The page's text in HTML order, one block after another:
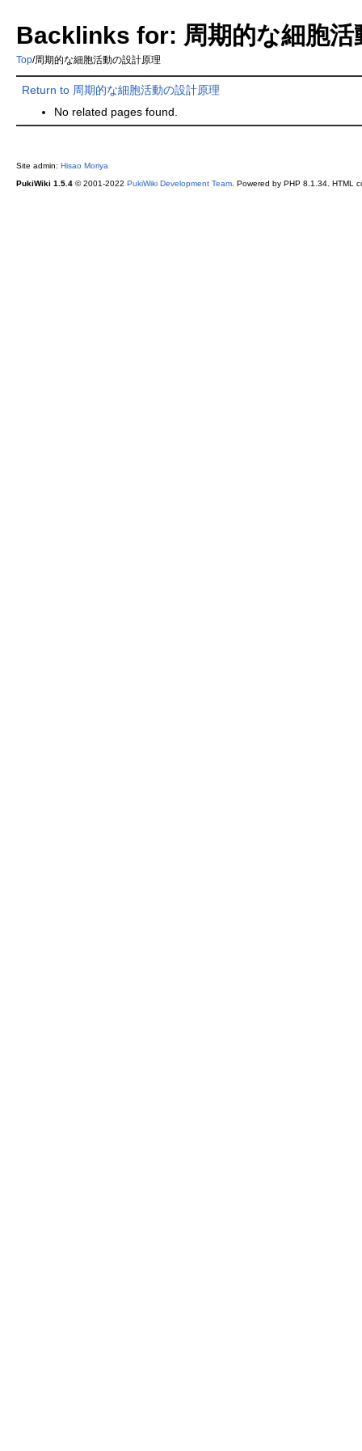
Backlinks for: 周期的な細胞活
Top/周期的な細胞活動の設計原理
Return to 周期的な細胞活動の設計原理
No related pages found.
Site admin: Hisao Moriya
PukiWiki 1.5.4© 2001-2022 PukiWiki Development Team. Powered by PHP 8.1.34. HTML